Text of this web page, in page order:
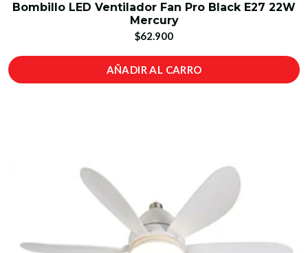
Bombillo LED Ventilador Fan Pro Black E27 22W
Mercury
$62.900
AÑADIR AL CARRO